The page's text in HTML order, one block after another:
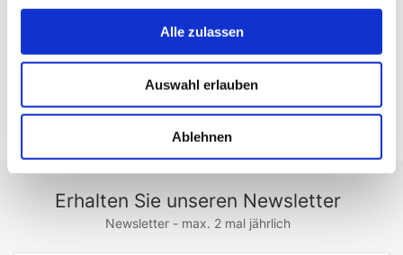
Alle zulassen
Auswahl erlauben
Ablehnen
Lieferung
Geschäftskunde? Denken
Sie daran, sich
Erhalten Sie unseren Newsletter
Newsletter - max. 2 mal jährlich